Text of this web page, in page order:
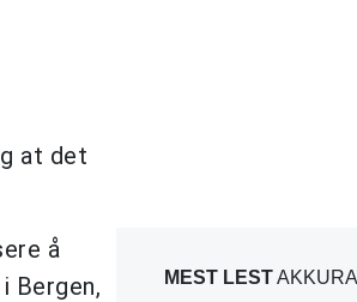
at det
å
Bergen,
MEST LEST